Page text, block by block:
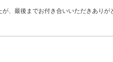
、最後までお付き合いいただきあり